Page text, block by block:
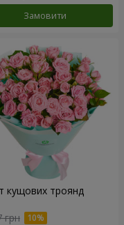
Замовити
кущових троянд
грн